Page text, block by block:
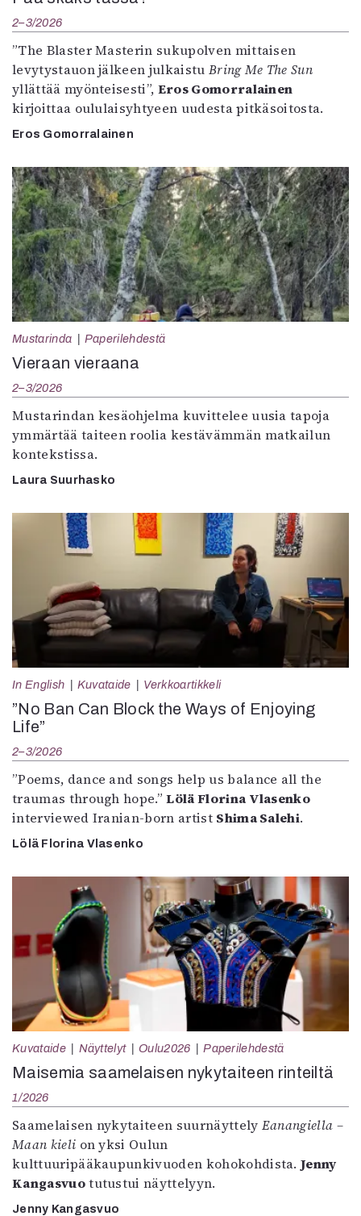
2–3/2026
”The Blaster Masterin sukupolven mittaisen
levytystauon jälkeen julkaistu Bring Me The Sun
yllättää myönteisesti”, Eros Gomorralainen
kirjoittaa oululaisyhtyeen uudesta pitkäsoitosta.
Eros Gomorralainen
Mustarinda Paperilehdestä
Vieraan vieraana
2–3/2026
Mustarindan kesäohjelma kuvittelee uusia tapoja
ymmärtää taiteen roolia kestävämmän matkailun
kontekstissa.
Laura Suurhasko
In English Kuvataide Verkkoartikkeli
”No Ban Can Block the Ways of Enjoying
Life”
2–3/2026
”Poems, dance and songs help us balance all the
traumas through hope.”Lölä Florina Vlasenko
interviewed Iranian-born artist Shima Salehi.
Lölä Florina Vlasenko
Kuvataide Näyttelyt Oulu2026 Paperilehdestä
Maisemia saamelaisen nykytaiteen rinteiltä
1/2026
Saamelaisen nykytaiteen suurnäyttely Eanangiella –
Maan kieli on yksi Oulun
kulttuuripääkaupunkivuoden kohokohdista.Jenny
Kangasvuotutustui näyttelyyn.
Jenny Kangasvuo